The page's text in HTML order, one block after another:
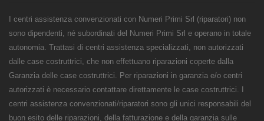
I centri assistenza convenzionati con Numeri Primi Srl (riparatori) non
sono dipendenti, né subordinati del Numeri Primi Srl e operano in totale
autonomia. Trattasi di centri assistenza specializzati, non autorizzati
dalle case costruttrici, che non effettuano riparazioni coperte dalla
Garanzia delle case costruttrici. Per riparazioni in garanzia e/o centri
autorizzati è necessario contattare direttamente le case costruttrici. I
centri assistenza convenzionati/riparatori sono gli unici responsabili del
buon esito delle riparazioni, della fatturazione e della garanzia sulle